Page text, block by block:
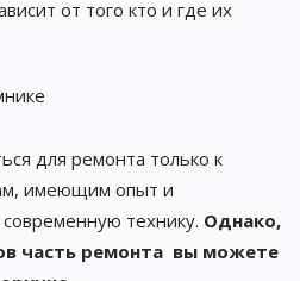
от того кто и где их
для ремонта только к
имеющим опыт и
технику. Однако,
часть ремонта вы можете